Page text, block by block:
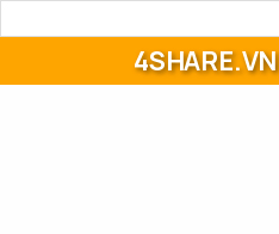
4SHARE.VN